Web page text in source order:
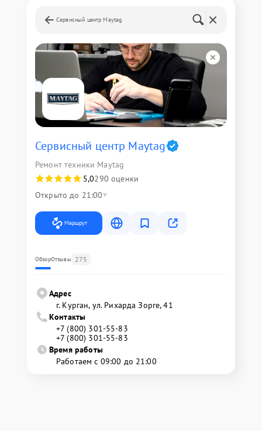
Сервисный центр Maytag
Сервисный центр Maytag
Ремонт техники Maytag
5,0290 оценки
Открыто до 21:00
Маршрут
ОбзорОтзывы 275
Адрес
г. Курган, ул. Рихарда Зорге, 41
Контакты
+7 (800) 301-55-83
+7 (800) 301-55-83
Время работы
Работаем с 09:00 до 21:00